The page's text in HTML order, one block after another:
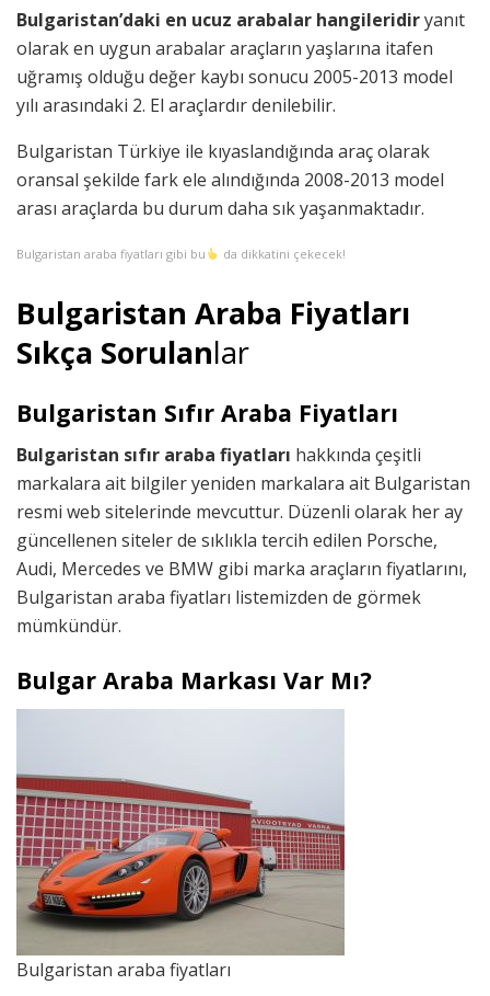
Bulgaristan’daki en ucuz arabalar hangileridiryanıt
olarak en uygun arabalar araçların yaşlarına itafen
uğramış olduğu değer kaybı sonucu 2005-2013 model
yılı arasındaki 2. El araçlardır denilebilir.
Bulgaristan Türkiye ile kıyaslandığında araç olarak
oransal şekilde fark ele alındığında 2008-2013 model
arası araçlarda bu durum daha sık yaşanmaktadır.
Bulgaristan araba fiyatları gibi bu da dikkatini çekecek!
Bulgaristan Araba Fiyatları
Sıkça Sorulanlar
Bulgaristan Sıfır Araba Fiyatları
Bulgaristan sıfır araba fiyatları hakkında çeşitli
markalara ait bilgiler yeniden markalara ait Bulgaristan
resmi web sitelerinde mevcuttur. Düzenli olarak her ay
güncellenen siteler de sıklıkla tercih edilen Porsche,
Audi, Mercedes ve BMW gibi marka araçların fiyatlarını,
Bulgaristan araba fiyatları listemizden de görmek
mümkündür.
Bulgar Araba Markası Var Mı?
Bulgaristan araba fiyatları